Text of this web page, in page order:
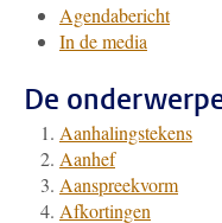
Agendabericht
In de media
De
Aanhalingstekens
Aanhef
Aanspreekvorm
Afkortingen